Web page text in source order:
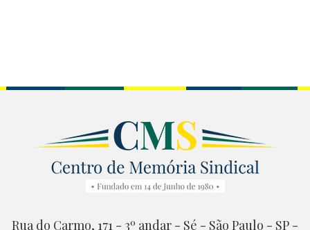
Rua do Carmo, 171 - 3º andar - Sé - São Paulo - SP -